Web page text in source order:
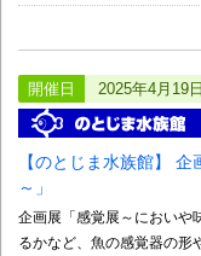
開催日 2025年4月19
【のとじま水族館】
～」
企画展「感覚展～においや
るかなど、魚の感覚器の形